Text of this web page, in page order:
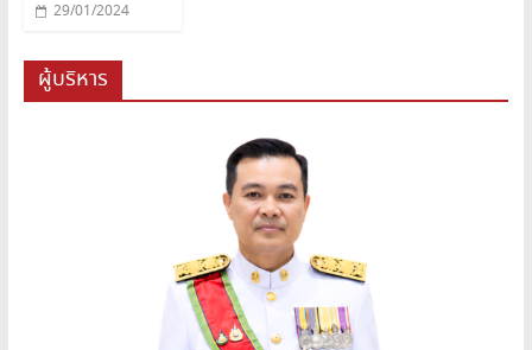
29/01/2024
ผู้บริหาร